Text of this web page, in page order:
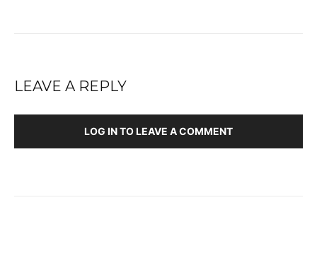
LEAVE A REPLY
LOG IN TO LEAVE A COMMENT